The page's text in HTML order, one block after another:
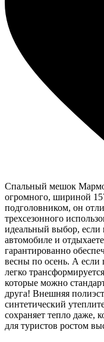
Спальный мешок
огромного, шириной
подголовником, он
трехсезонного
идеальный выбор, если
автомобиле и
гарантированно
весны по осень. А если
легко
которые можно
друга! Внешняя
синтетический
сохраняет тепло даже,
для туристов ростом